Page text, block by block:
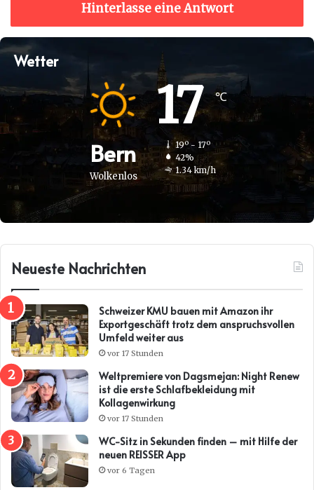
Hinterlasse eine Antwort
Wetter
Bern
Wolkenlos
17℃
19º - 17º
42%
1.34 km/h
Neueste Nachrichten
Schweizer KMU bauen mit Amazon ihr
Exportgeschäft trotz dem anspruchsvollen
Umfeld weiter aus
vor 17 Stunden
Weltpremiere von Dagsmejan: Night Renew
ist die erste Schlafbekleidung mit
Kollagenwirkung
vor 17 Stunden
WC-Sitz in Sekunden finden – mit Hilfe der
neuen REISSER App
vor 6 Tagen